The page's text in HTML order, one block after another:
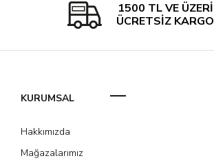
1500 TL VE ÜZERİ
ÜCRETSİZ KARGO
KURUMSAL
Hakkımızda
Mağazalarımız